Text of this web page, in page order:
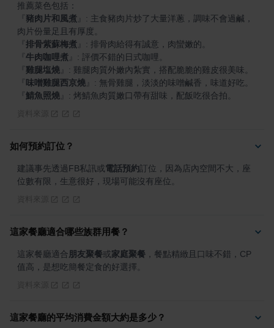
豬肉片和風煮
: 主食豬肉片炒了大量洋蔥，調味不會過鹹，
排骨紫蘇梅煮
牛肉咖哩煮
雞腿塩燒
味噌雞腿西京燒
鯖魚照燒 : 烤鯖魚肉質嫩口帶有甜味，配飯吃很合拍。
如何預約訂位？
建議事先透過FB私訊或電話預約訂位，因為店內空間不大，座
位數有限，生意很好，現場可能沒有座位。
這家餐廳適合哪些族群用餐？
這家餐廳適合 朋友聚餐或家庭聚餐 ，餐點精緻且口味不錯，CP
值高，是想吃簡餐定食的好選擇。
這家餐廳的平均消費金額大約是多少？